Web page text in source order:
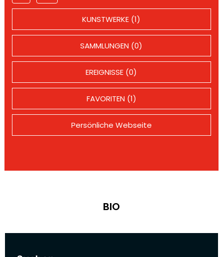
KUNSTWERKE (1)
SAMMLUNGEN (0)
EREIGNISSE (0)
FAVORITEN (1)
Persönliche Webseite
BIO